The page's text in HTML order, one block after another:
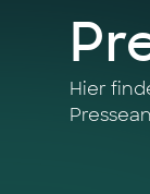
Hier